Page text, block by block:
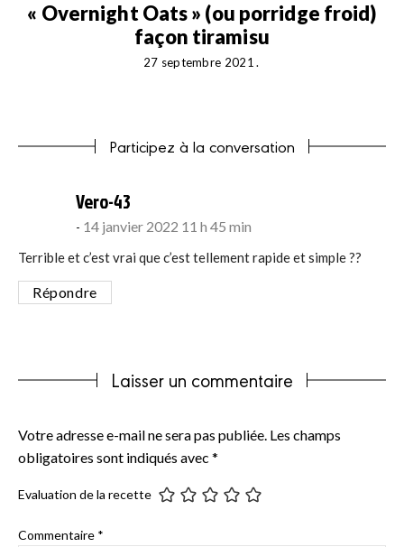
« Overnight Oats » (ou porridge froid)
façon tiramisu
27 septembre 2021
Participez à la conversation
Vero-43
14 janvier 2022 11 h 45 min
Terrible et c’est vrai que c’est tellement rapide et simple ??
Répondre
Laisser un commentaire
Votre adresse e-mail ne sera pas publiée. Les champs
obligatoires sont indiqués avec *
Evaluation de la recette
Commentaire *